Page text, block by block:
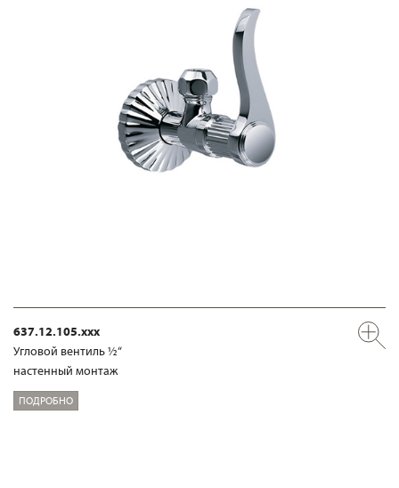
637.12.105.xxx
Угловой вентиль ½“
настенный монтаж
ПОДРОБНО